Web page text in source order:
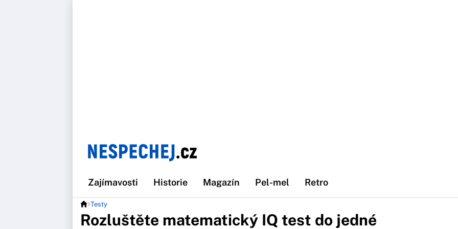
Zajímavosti Historie Magazín Pel-mel Retro
Testy
Rozluštěte matematický IQ test do jedné